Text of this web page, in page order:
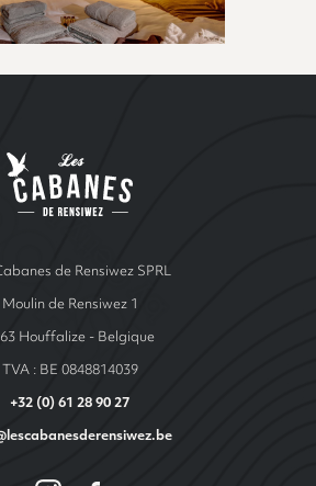
de Rensiwez SPRL
Moulin de Rensiwez 1
Houffalize - Belgique
TVA : BE 0848814039
+32 (0) 61 28 90 27